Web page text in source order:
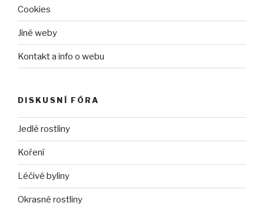
Cookies
Jiné weby
Kontakt a info o webu
DISKUSNÍ FÓRA
Jedlé rostliny
Koření
Léčivé byliny
Okrasné rostliny